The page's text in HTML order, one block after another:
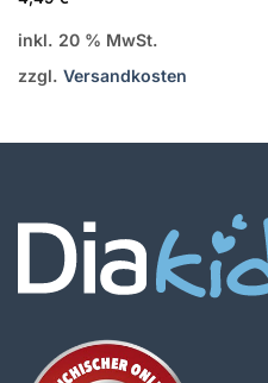
inkl. 20 % MwSt.
zzgl. Versandkosten